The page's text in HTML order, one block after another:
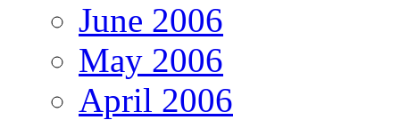
June 2006
May 2006
April 2006